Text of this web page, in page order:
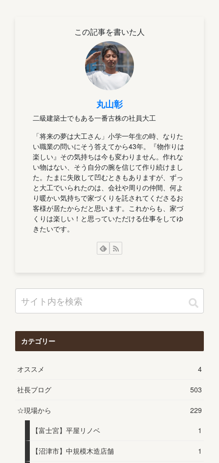
この記事を書いた人
丸山彰
二級建築士でもある一番古株の社員大工
「将来の夢は大工さん」小学一年生の時、なりた
い職業の問いにそう答えてから43年。『物作りは
楽しい』その気持ちは今も変わりません。作れな
い物はない、そう自分の腕を信じて作り続けまし
た。たまに失敗して凹むときもありますが、ずっ
と大工でいられたのは、会社や周りの仲間、何よ
り暖かい気持ちで家づくりを託されてくださるお
客様が居たからだと思います。これからも、家づ
くりは楽しい！と思っていただける仕事をしてゆ
きたいです。
カテゴリー
オススメ 4
社長ブログ 503
☆現場から 229
【富士宮】平屋リノベ 1
【沼津市】中規模木造店舗 1